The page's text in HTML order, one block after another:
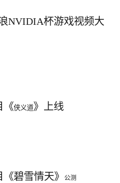
NVIDIA杯游戏视频大
《侠义道》上线
碧雪情天》 公测